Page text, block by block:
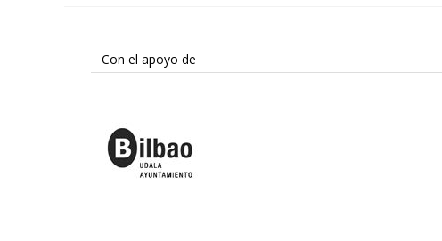
Con el apoyo de